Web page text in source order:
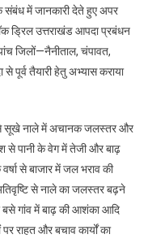
मॉक
ड्रिल
संबंध में जानकारी देते हुए अपर
ड्रिल उत्तराखंड आपदा प्रबंधन
जिलों—नैनीताल, चंपावत,
पूर्व तैयारी हेतु अभ्यास कराया
से सूखे नाले में अचानक जलस्तर और
से पानी के वेग में तेजी और बाढ़
से बाजार में जल भराव की
से नाले का जलस्तर बढ़ने
बसे गांव में बाढ़ की आशंका आदि
राहत और बचाव कार्यों का